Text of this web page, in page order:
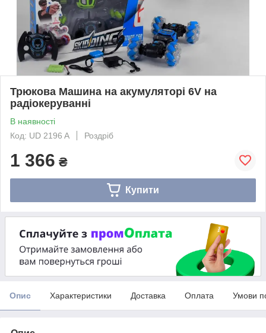
Трюкова Машина на акумуляторі 6V на
радіокеруванні
В наявності
Код: UD 2196 A
Роздріб
1 366 ₴
Купити
Опис Характеристики Доставка Оплата Умови